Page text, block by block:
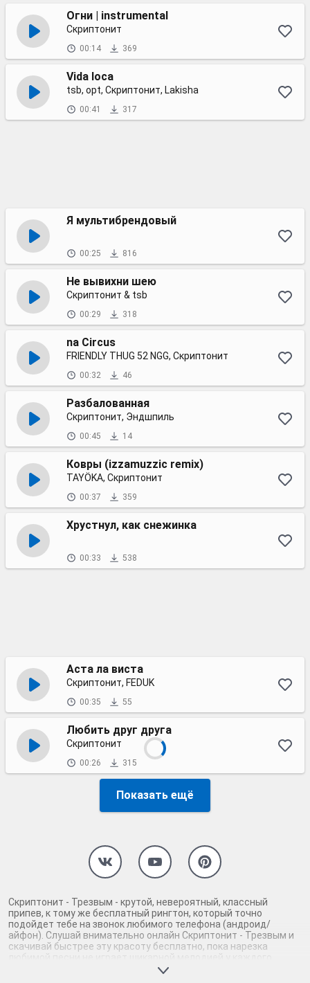
Огни | instrumental
Скриптонит
00:14 369
Vida loca
tsb, opt, Скриптонит, Lakisha
00:41 317
Я мультибрендовый
00:25 816
Не вывихни шею
Скриптонит & tsb
00:29 318
na Circus
FRIENDLY THUG 52 NGG, Скриптонит
00:32 46
Разбалованная
Скриптонит, Эндшпиль
00:45 14
Ковры (izzamuzzic remix)
TAYÖKA, Скриптонит
00:37 359
Хрустнул, как снежинка
00:33 538
Аста ла виста
Скриптонит, FEDUK
00:35 55
Любить друг друга
Скриптонит
00:26 315
Показать ещё
Скриптонит - Трезвым - крутой, невероятный, классный
припев, к тому же бесплатный рингтон, который точно
подойдет тебе на звонок любимого телефона (андроид/
айфон). Слушай внимательно онлайн Скриптонит - Трезвым и
скачивай быстрее эту красоту бесплатно, пока нарезка
любимой песни не играет шикарной мелодией у каждого
второго на звонке. Будь первым, кто скачает бесплатно сей